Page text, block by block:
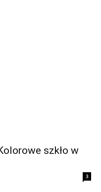
szkło w
3